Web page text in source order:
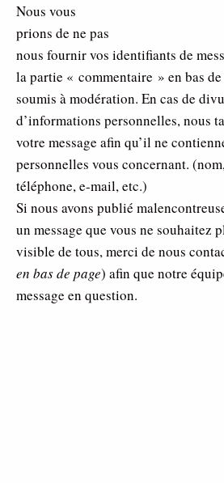
Nous vous
prions de ne pas
nous fournir vos identifiants de
la partie « commentaire » en bas
soumis à modération. En cas de
d’informations personnelles, nous
votre message afin qu’il ne
personnelles vous concernant.
téléphone, e-mail, etc.)
Si nous avons publié
un message que vous ne souhaitez
visible de tous, merci de nous
en bas de page) afin que notre
message en question.